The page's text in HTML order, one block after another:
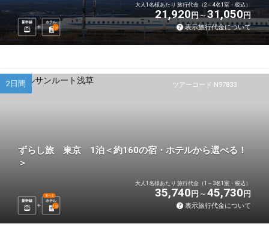
新幹線
ホテル
1 泊
大人1名様あたり 旅行代金（2～4名1室・税込）
21,920円 31,050円
表示旅行代金について
ツアーコード N97833
2日間
ずらし旅 東京 1泊＜約160の宿・ホテルから選べる！
＞
新幹線 ホテル
選べる
1 泊
大人1名様あたり 旅行代金（1～3名1室・税込）
35,740 円 45,730 円
表示旅行代金について